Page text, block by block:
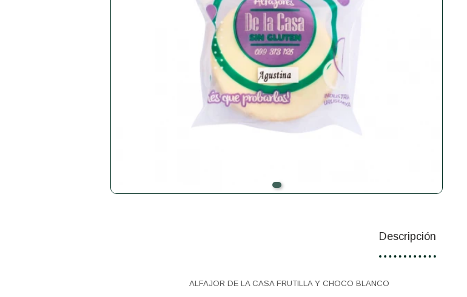
Descripción
ALFAJOR DE LA CASA FRUTILLA Y CHOCO BLANCO